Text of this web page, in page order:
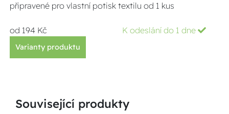
připravené pro vlastní potisk textilu od 1 kus
od 194 Kč K odeslání do 1 dne
Varianty produktu
Související produkty